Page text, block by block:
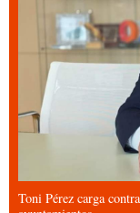
Toni Pérez carga